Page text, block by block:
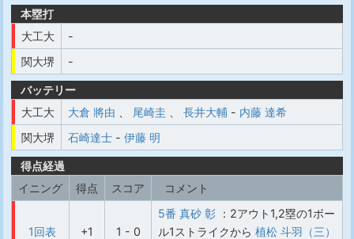
本塁打
大工大
-
関大堺
-
バッテリー
大工大
大倉 將由 尾崎圭 長井大輔 - 内藤 達希
関大堺
石崎達士 - 伊藤 明
得点経過
イニング
得点 スコア コメント
1回表 +1 1 - 0
5番 真砂 彰 ：2アウト1,2塁の1ボー
ル1ストライクから 植松 斗羽（三）